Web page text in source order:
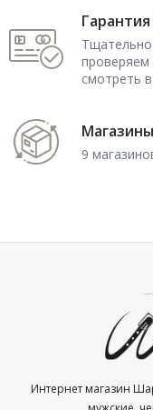
проверяем
смотреть
9
Интернет магазин